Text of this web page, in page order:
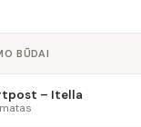
BŪDAI
– Itella